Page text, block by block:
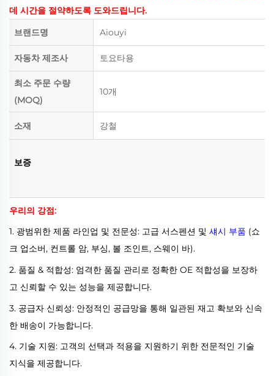
데 시간을 절약하도록 도와드립니다.
브랜드명
Aiouyi
자동차 제조사 토요타용
최소 주문 수량
(MOQ)
10개
소재 강철
보증
우리의 강점:
1. 광범위한 제품 라인업 및 전문성: 고급 서스펜션 및 섀시 부품 (쇼
크 업소버, 컨트롤 암, 부싱, 볼 조인트, 스웨이 바).
2. 품질 & 적합성: 엄격한 품질 관리로 정확한 OE 적합성을 보장하
고 신뢰할 수 있는 성능을 제공합니다.
3. 공급자 신뢰성: 안정적인 공급망을 통해 일관된 재고 확보와 신속
한 배송이 가능합니다.
4. 기술 지원: 고객의 선택과 적용을 지원하기 위한 전문적인 기술
지식을 제공합니다.